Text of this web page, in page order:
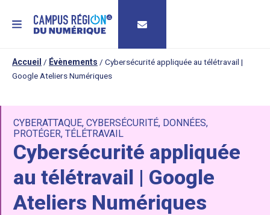
MENU
Accueil / Évènements / Cybersécurité appliquée au télétravail |
Google Ateliers Numériques
CYBERATTAQUE, CYBERSÉCURITÉ, DONNÉES,
PROTÉGER, TÉLÉTRAVAIL
Cybersécurité appliquée
au télétravail | Google
Ateliers Numériques